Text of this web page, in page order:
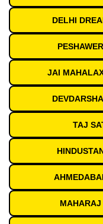
DELHI
JAI
TAJ
MAHARAJ